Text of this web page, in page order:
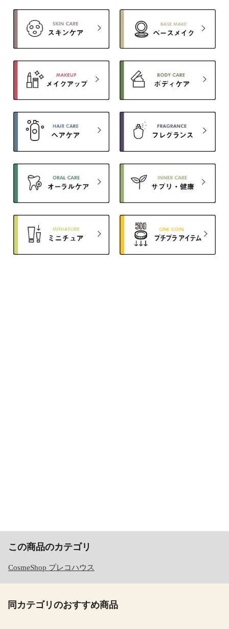
この商品のカテゴリ
CosmeShop プレコハウス
同カテゴリのおすすめ商品